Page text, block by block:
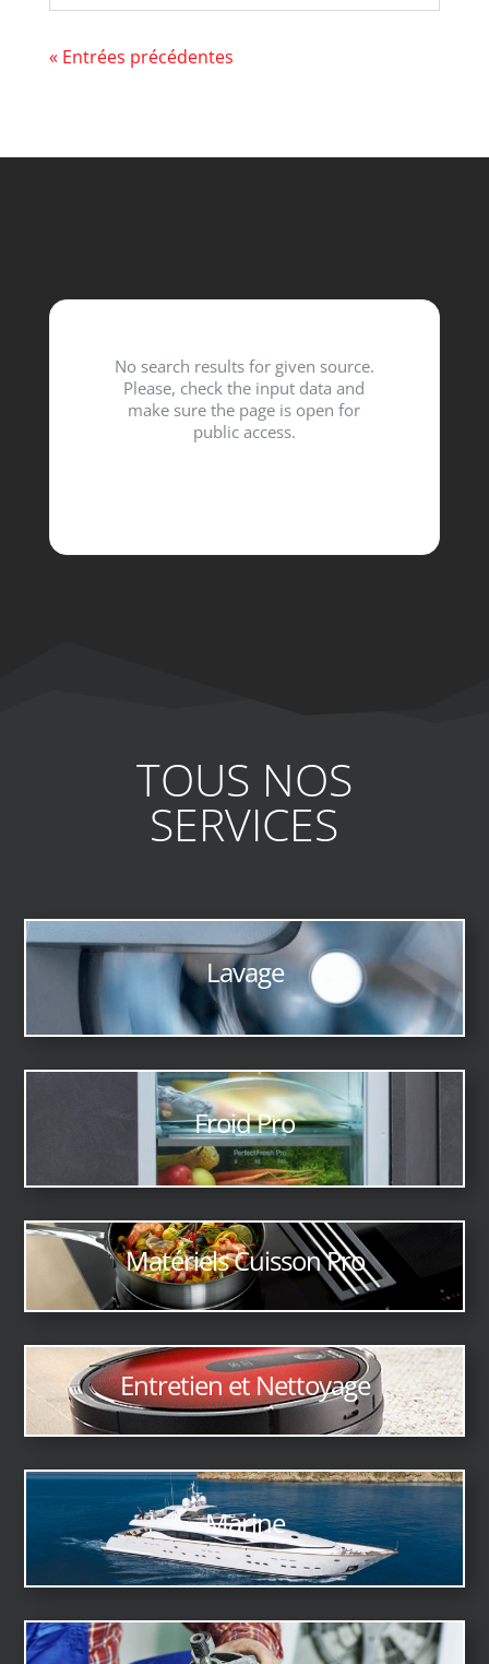
« Entrées précédentes
No search results for given source.
Please, check the input data and
make sure the page is open for
public access.
TOUS NOS
SERVICES
Lavage
Froid Pro
Matériels Cuisson Pro
Entretien et Nettoyage
Marine